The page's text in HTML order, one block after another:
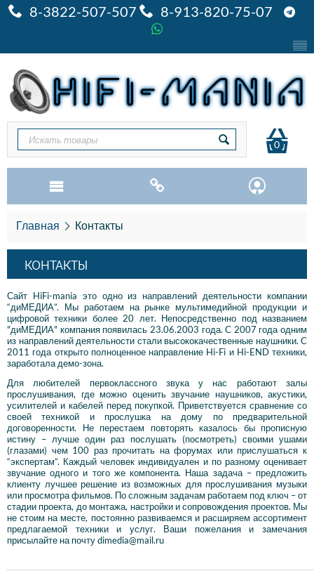
8-3822-507-507 8-913-820-75-07
0
Главная Контакты
КОНТАКТЫ
Сайт HiFi-mania это одно из направлений деятельности компании
“диМЕДИА”. Мы работаем на рынке мультимедийной продукции и
цифровой техники более 20 лет. Непосредственно под названием
"диМЕДИА" компания появилась 23.06.2003 года. C 2007 года одним
из направлений деятельности стали высококачественные наушники. C
2011 года открыто полноценное направление Hi-Fi и Hi-END техники,
заработала демо-зона.
Для любителей первоклассного звука у нас работают залы
прослушивания, где можно оценить звучание наушников, акустики,
усилителей и кабелей перед покупкой. Приветствуется сравнение со
своей техникой и прослушка на дому по предварительной
договоренности. Не перестаем повторять казалось бы прописную
истину – лучше один раз послушать (посмотреть) своими ушами
(глазами) чем 100 раз прочитать на форумах или прислушаться к
“экспертам”. Каждый человек индивидуален и по разному оценивает
звучание одного и того же компонента. Наша задача – предложить
клиенту лучшее решение из возможных для прослушивания музыки
или просмотра фильмов. По сложным задачам работаем под ключ – от
стадии проекта, до монтажа, настройки и сопровождения проектов. Мы
не стоим на месте, постоянно развиваемся и расширяем ассортимент
предлагаемой техники и услуг. Ваши пожелания и замечания
присылайте на почту dimedia@mail.ru